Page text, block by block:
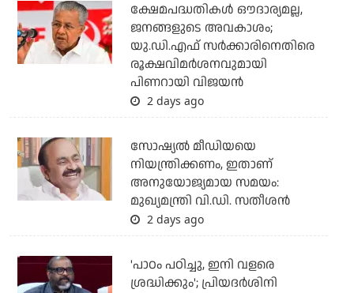
ക്ഷേമപദ്ധതികള്‍ ഔദാര്യമല്ല,
ജനങ്ങളുടെ അവകാശം;
യു.ഡി.എഫ് സര്‍ക്കാരിനെതിരെ
രൂക്ഷവിമര്‍ശനവുമായി
പിണറായി വിജയന്‍
2 days ago
സോഷ്യല്‍ മീഡിയയെ
നിയന്ത്രിക്കണം, ഇതാണ്
അനുയോജ്യമായ സമയം:
മുഖ്യമന്ത്രി വി.ഡി. സതീശന്‍
2 days ago
'പാഠം പഠിച്ചു, ഇനി വളരെ
ശ്രദ്ധിക്കും'; പ്രിയദര്‍ശിനി